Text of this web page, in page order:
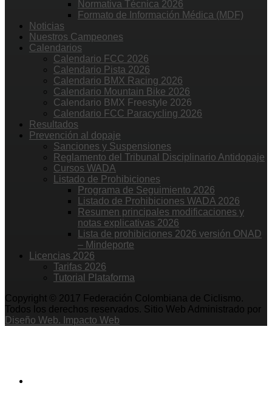
Normativa Técnica 2026
Formato de Información Médica (MDF)
Noticias
Nuestros Campeones
Calendarios
Calendario FCC 2026
Calendario Pista 2026
Calendario BMX Racing 2026
Calendario Mountain Bike 2026
Calendario BMX Freestyle 2026
Calendario FCC Paracycling 2026
Resultados
Prevención al dopaje
Sanciones y Suspensiones
Reglamento del Tribunal Disciplinario Antidopaje
Cursos WADA
Listado de Prohibiciones
Programa de Seguimiento 2026
Listado de Prohibiciones WADA 2026
Resumen principales modificaciones y
notas explicativas 2026
Lista de prohibiciones 2026 versión ONAD
– Mindeporte
Licencias 2026
Tarifas 2026
Tutorial Plataforma
Copyright © 2017 Federación Colombiana de Ciclismo.
Todos los derechos reservados. Sitio Web Administrado por
Diseño Web. Impacto Web